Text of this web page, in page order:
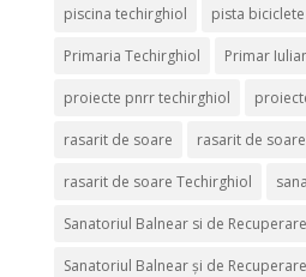
piscina techirghiol pista
Primaria Techirghiol Primar
proiecte pnrr techirghiol
rasarit de soare rasarit de
rasarit de soare Techirghiol
Sanatoriul Balnear si de
Sanatoriul Balnear și de